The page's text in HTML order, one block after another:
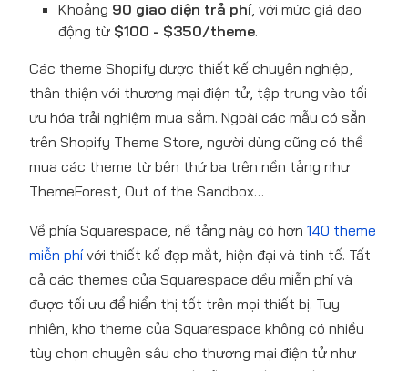
Khoảng 90 giao diện trả phí, với mức giá dao
động từ $100 - $350/theme.
Các theme Shopify được thiết kế chuyên nghiệp,
thân thiện với thương mại điện tử, tập trung vào tối
ưu hóa trải nghiệm mua sắm. Ngoài các mẫu có sẵn
trên Shopify Theme Store, người dùng cũng có thể
mua các theme từ bên thứ ba trên nền tảng như
ThemeForest, Out of the Sandbox…
Về phía Squarespace, nề tảng này có hơn 140 theme
miễn phívới thiết kế đẹp mắt, hiện đại và tinh tế. Tất
cả các themes của Squarespace đều miễn phí và
được tối ưu để hiển thị tốt trên mọi thiết bị. Tuy
nhiên, kho theme của Squarespace không có nhiều
tùy chọn chuyên sâu cho thương mại điện tử như